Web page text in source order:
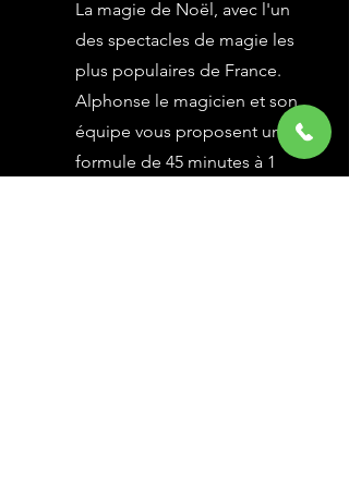
La magie de Noël, avec l'un
des spectacles de magie les
plus populaires de France.
Alphonse le magicien et son
équipe vous proposent une
formule de 45 minutes à 1